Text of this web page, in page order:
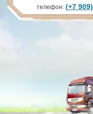
телефон: (+7 909)